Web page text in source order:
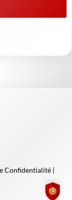
Confidentialité |